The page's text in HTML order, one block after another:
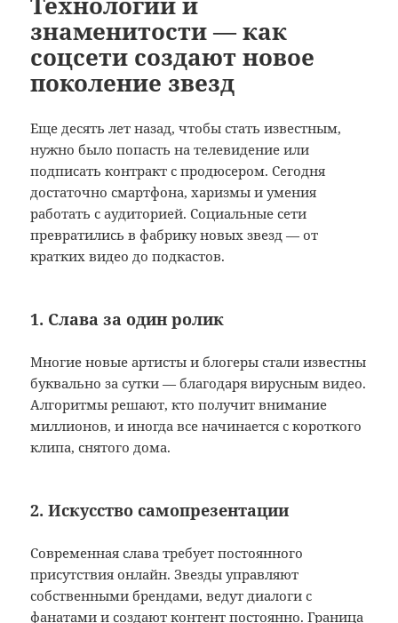
знаменитости — как
соцсети создают новое
поколение звезд
Еще десять лет назад, чтобы стать известным,
нужно было попасть на телевидение или
подписать контракт с продюсером. Сегодня
достаточно смартфона, харизмы и умения
работать с аудиторией. Социальные сети
превратились в фабрику новых звезд — от
кратких видео до подкастов.
1. Слава за один ролик
Многие новые артисты и блогеры стали известны
буквально за сутки — благодаря вирусным видео.
Алгоритмы решают, кто получит внимание
миллионов, и иногда все начинается с короткого
клипа, снятого дома.
2. Искусство самопрезентации
Современная слава требует постоянного
присутствия онлайн. Звезды управляют
собственными брендами, ведут диалоги с
фанатами и создают контент постоянно. Граница